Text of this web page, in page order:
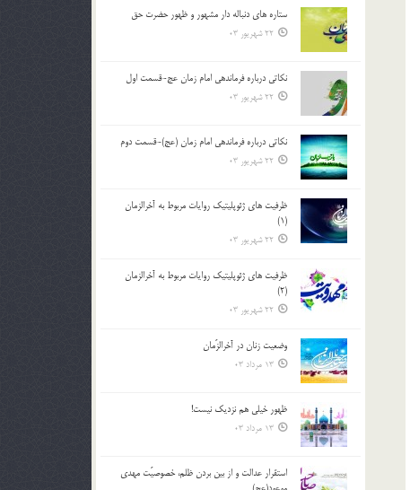
ستاره های دنباله دار مشهور و ظهور حضرت حق
22 شهریور 03
نکاتى درباره فرماندهى امام زمان عج-قسمت اول
22 شهریور 03
نکاتى درباره فرماندهى امام زمان (عج)-قسمت دوم
22 شهریور 03
ظرفیت های ژئوپلیتیک روایات مربوط به آخرالزمان
(1)
22 شهریور 03
ظرفیت های ژئوپلیتیک روایات مربوط به آخرالزمان
(2)
22 شهریور 03
وضعیت زنان در آخرالزّمان
13 مرداد 03
ظهور خیلی هم نزدیک نیست!
13 مرداد 03
استقرار عدالت و از بين بردن ظلم، خصوصيّت مهدي